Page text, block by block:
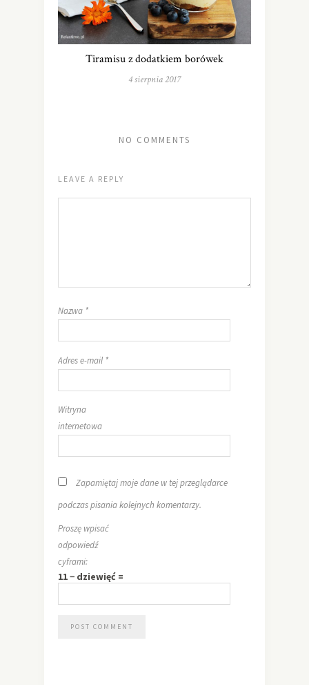
Tiramisu z dodatkiem borówek
4 sierpnia 2017
NO COMMENTS
LEAVE A REPLY
Nazwa *
Adres e-mail *
Witryna
internetowa
Zapamiętaj moje dane w tej przeglądarce
podczas pisania kolejnych komentarzy.
Proszę wpisać
odpowiedź
cyframi:
11 − dziewięć =